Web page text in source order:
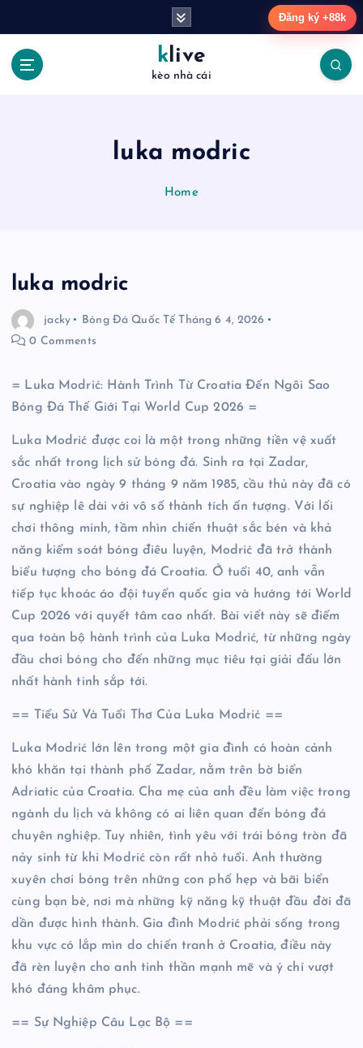
klive
kèo nhà cái
luka modric
Home
luka modric
jacky Bóng Đá Quốc Tế Tháng 6 4, 2026
0 Comments
= Luka Modrić: Hành Trình Từ Croatia Đến Ngôi Sao
Bóng Đá Thế Giới Tại World Cup 2026 =
Luka Modrić được coi là một trong những tiền vệ xuất
sắc nhất trong lịch sử bóng đá. Sinh ra tại Zadar,
Croatia vào ngày 9 tháng 9 năm 1985, cầu thủ này đã có
sự nghiệp lê dài với vô số thành tích ấn tượng. Với lối
chơi thông minh, tầm nhìn chiến thuật sắc bén và khả
năng kiểm soát bóng điêu luyện, Modrić đã trở thành
biểu tượng cho bóng đá Croatia. Ở tuổi 40, anh vẫn
tiếp tục khoác áo đội tuyển quốc gia và hướng tới World
Cup 2026 với quyết tâm cao nhất. Bài viết này sẽ điểm
qua toàn bộ hành trình của Luka Modrić, từ những ngày
đầu chơi bóng cho đến những mục tiêu tại giải đấu lớn
nhất hành tinh sắp tới.
== Tiểu Sử Và Tuổi Thơ Của Luka Modrić ==
Luka Modrić lớn lên trong một gia đình có hoàn cảnh
khó khăn tại thành phố Zadar, nằm trên bờ biển
Adriatic của Croatia. Cha mẹ của anh đều làm việc trong
ngành du lịch và không có ai liên quan đến bóng đá
chuyên nghiệp. Tuy nhiên, tình yêu với trái bóng tròn đã
nảy sinh từ khi Modrić còn rất nhỏ tuổi. Anh thường
xuyên chơi bóng trên những con phố hẹp và bãi biển
cùng bạn bè, nơi mà những kỹ năng kỹ thuật đầu đời đã
dần được hình thành. Gia đình Modrić phải sống trong
khu vực có lắp mìn do chiến tranh ở Croatia, điều này
đã rèn luyện cho anh tinh thần mạnh mẽ và ý chí vượt
khó đáng khâm phục.
== Sự Nghiệp Câu Lạc Bộ ==
Đăng ký +88k